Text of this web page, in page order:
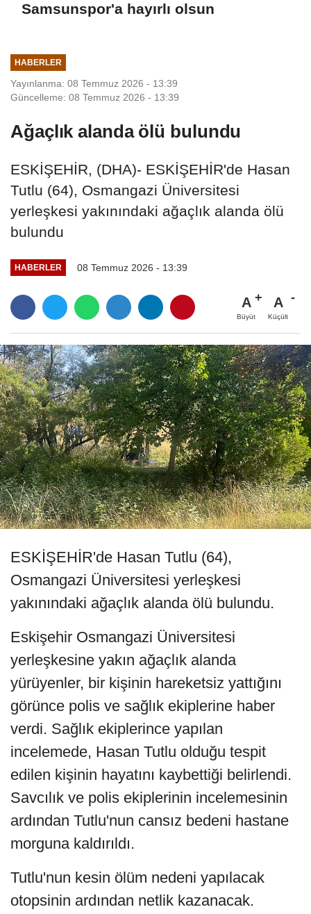
Samsunspor'a hayırlı olsun
HABERLER
Yayınlanma: 08 Temmuz 2026 - 13:39
Güncelleme: 08 Temmuz 2026 - 13:39
Ağaçlık alanda ölü bulundu
ESKİŞEHİR, (DHA)- ESKİŞEHİR'de Hasan
Tutlu (64), Osmangazi Üniversitesi
yerleşkesi yakınındaki ağaçlık alanda ölü
bulundu
HABERLER 08 Temmuz 2026 - 13:39
A
Büyüt
A
Küçült
ESKİŞEHİR'de Hasan Tutlu (64),
Osmangazi Üniversitesi yerleşkesi
yakınındaki ağaçlık alanda ölü bulundu.
Eskişehir Osmangazi Üniversitesi
yerleşkesine yakın ağaçlık alanda
yürüyenler, bir kişinin hareketsiz yattığını
görünce polis ve sağlık ekiplerine haber
verdi. Sağlık ekiplerince yapılan
incelemede, Hasan Tutlu olduğu tespit
edilen kişinin hayatını kaybettiği belirlendi.
Savcılık ve polis ekiplerinin incelemesinin
ardından Tutlu'nun cansız bedeni hastane
morguna kaldırıldı.
Tutlu'nun kesin ölüm nedeni yapılacak
otopsinin ardından netlik kazanacak.